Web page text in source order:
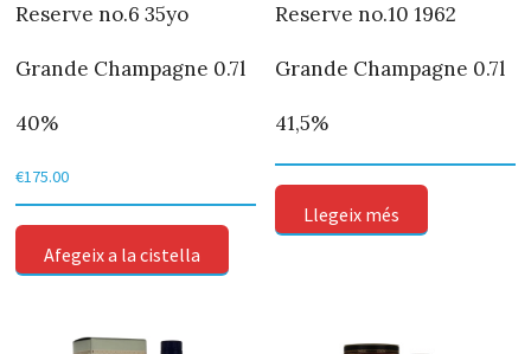
Reserve no.6 35yo
Grande Champagne 0.7l
40%
€175.00
Afegeix a la cistella
Reserve no.10 1962
Grande Champagne 0.7l
41,5%
Llegeix més